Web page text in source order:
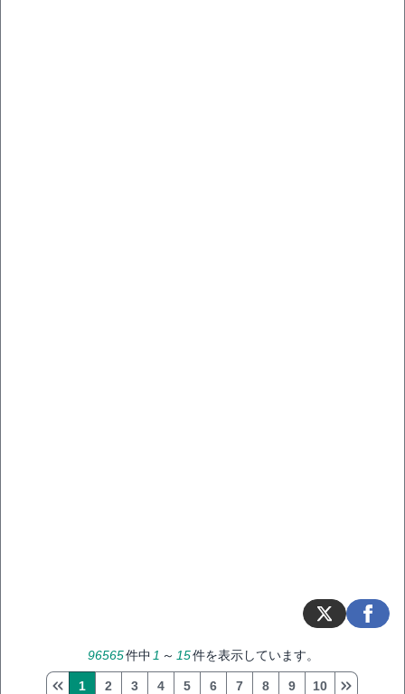
96565件中 1 ～ 15件を表示しています。
1 2 3 4 5 6 7 8 9 10